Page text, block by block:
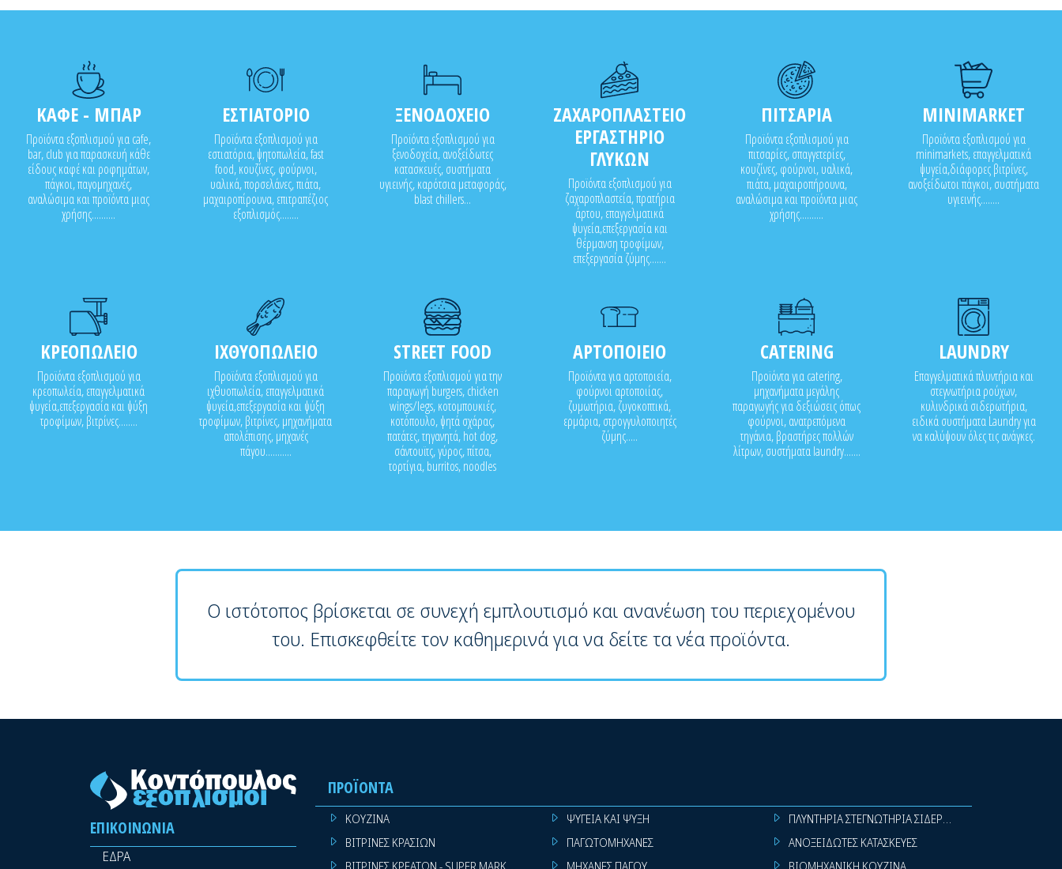
ΚΑΦΕ - ΜΠΑΡ
Προϊόντα εξοπλισμού για cafe,
bar, club για παρασκευή κάθε
είδους καφέ και ροφημάτων,
πάγκοι, παγομηχανές,
αναλώσιμα και προϊόντα μιας
χρήσης..........
ΕΣΤΙΑΤΟΡΙΟ
Προϊόντα εξοπλισμού για
εστιατόρια, ψητοπωλεία, fast
food, κουζίνες, φούρνοι,
υαλικά, πορσελάνες, πιάτα,
μαχαιροπίρουνα, επιτραπέζιος
εξοπλισμός........
ΞΕΝΟΔΟΧΕΙΟ
Προϊόντα εξοπλισμού για
ξενοδοχεία, ανοξείδωτες
κατασκευές, συστήματα
υγιεινής, καρότσια μεταφοράς,
blast chillers...
ΖΑΧΑΡΟΠΛΑΣΤΕΙΟ
ΕΡΓΑΣΤΗΡΙΟ
ΓΛΥΚΩΝ
Προϊόντα εξοπλισμού για
ζαχαροπλαστεία, πρατήρια
άρτου, επαγγελματικά
ψυγεία,επεξεργασία και
θέρμανση τροφίμων,
επεξεργασία ζύμης.......
ΠΙΤΣΑΡΙΑ
Προϊόντα εξοπλισμού για
πιτσαρίες, σπαγγετερίες,
κουζίνες, φούρνοι, υαλικά,
πιάτα, μαχαιροπήρουνα,
αναλώσιμα και προϊόντα μιας
χρήσης..........
MINIMARKET
Προϊόντα εξοπλισμού για
minimarkets, επαγγελματικά
ψυγεία,διάφορες βιτρίνες,
ανοξείδωτοι πάγκοι, συστήματα
υγιεινής........
ΚΡΕΟΠΩΛΕΙΟ
Προϊόντα εξοπλισμού για
κρεοπωλεία, επαγγελματικά
ψυγεία,επεξεργασία και ψύξη
τροφίμων, βιτρίνες........
ΙΧΘΥΟΠΩΛΕΙΟ
Προϊόντα εξοπλισμού για
ιχθυοπωλεία, επαγγελματικά
ψυγεία,επεξεργασία και ψύξη
τροφίμων, βιτρίνες, μηχανήματα
απολέπισης, μηχανές
πάγου...........
STREET FOOD
Προϊόντα εξοπλισμού για την
παραγωγή burgers, chicken
wings/legs, κοτομπουκιές,
κοτόπουλο, ψητά σχάρας,
πατάτες, τηγανητά, hot dog,
σάντουϊτς, γύρος, πίτσα,
τορτίγια, burritos, noodles
ΑΡΤΟΠΟΙΕΙΟ
Προϊόντα για αρτοποιεία,
φούρνοι αρτοποιίας,
ζυμωτήρια, ζυγοκοπτικά,
ερμάρια, στρογγυλοποιητές
ζύμης.....
CATERING
Προϊόντα για catering,
μηχανήματα μεγάλης
παραγωγής για δεξιώσεις όπως
φούρνοι, ανατρεπόμενα
τηγάνια, βραστήρες πολλών
λίτρων, συστήματα laundry.......
LAUNDRY
Επαγγελματικά πλυντήρια και
στεγνωτήρια ρούχων,
κυλινδρικά σιδερωτήρια,
ειδικά συστήματα Laundry για
να καλύψουν όλες τις ανάγκες.
Ο ιστότοπος βρίσκεται σε συνεχή εμπλουτισμό και ανανέωση του περιεχομένου
του. Επισκεφθείτε τον καθημερινά για να δείτε τα νέα προϊόντα.
ΕΠΙΚΟΙΝΩΝΊΑ
ΕΔΡΑ
ΠΡΟΪΌΝΤΑ
ΚΟΥΖΙΝΑ
ΒΙΤΡΙΝΕΣ ΚΡΑΣΙΩΝ
ΨΥΓΕΙΑ ΚΑΙ ΨΥΞΗ
ΠΑΓΩΤΟΜΗΧΑΝΕΣ
ΠΛΥΝΤΗΡΙΑ ΣΤΕΓΝΩΤΗΡΙΑ ΣΙΔΕΡΩΤΗΡΙΑ ΡΟΥΧΩΝ
ΑΝΟΞΕΙΔΩΤΕΣ ΚΑΤΑΣΚΕΥΕΣ